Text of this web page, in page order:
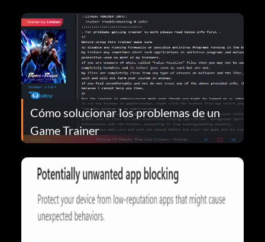
Cómo solucionar los problemas de un
Game Trainer